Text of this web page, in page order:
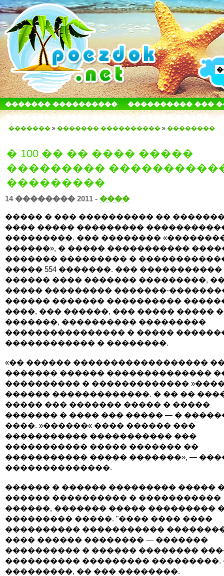
������� ����������
���������� ���
������������� ������
����� � ����
������� » ������� ���������� » ��������
� 100 �� �� ���� �����
���������
���������
14 �������� 2011 - ����
����� � ��� ���������� ��
���� ����� ���������
���������. ��� ��������
������», � ����� �����������
������� ��������� �
����� 554 �������. ��� �����������
������ ���� ������� ���������,
����� ��������� �������-
������ ������� ����������
����, ��� ������, ��� ����� �����
�������, ���������� ���������
���������������� � �����
������������ � ��������.
«�� ������ ������������������
������� ������ ��������������
���������� � �������������
������ �������������. � �� ��
����� ��� ������� ����� � �����
������� � ���� ��� ����� — �
����. »������« ���� ������ ���
����������� ����������� ���
����������� ����� ������� ��
����������� ����� �������», —
��������������.
������ � ������ ��������� �����
������ ���������� � �����������
������, ������� ����� ���������
��������� �����. "���� ���� ����
���������� �����������
���� ������ �������� — �������
���������� � ������ ��������
���������� ��������� ���������.
���������, �� ��� ��������.